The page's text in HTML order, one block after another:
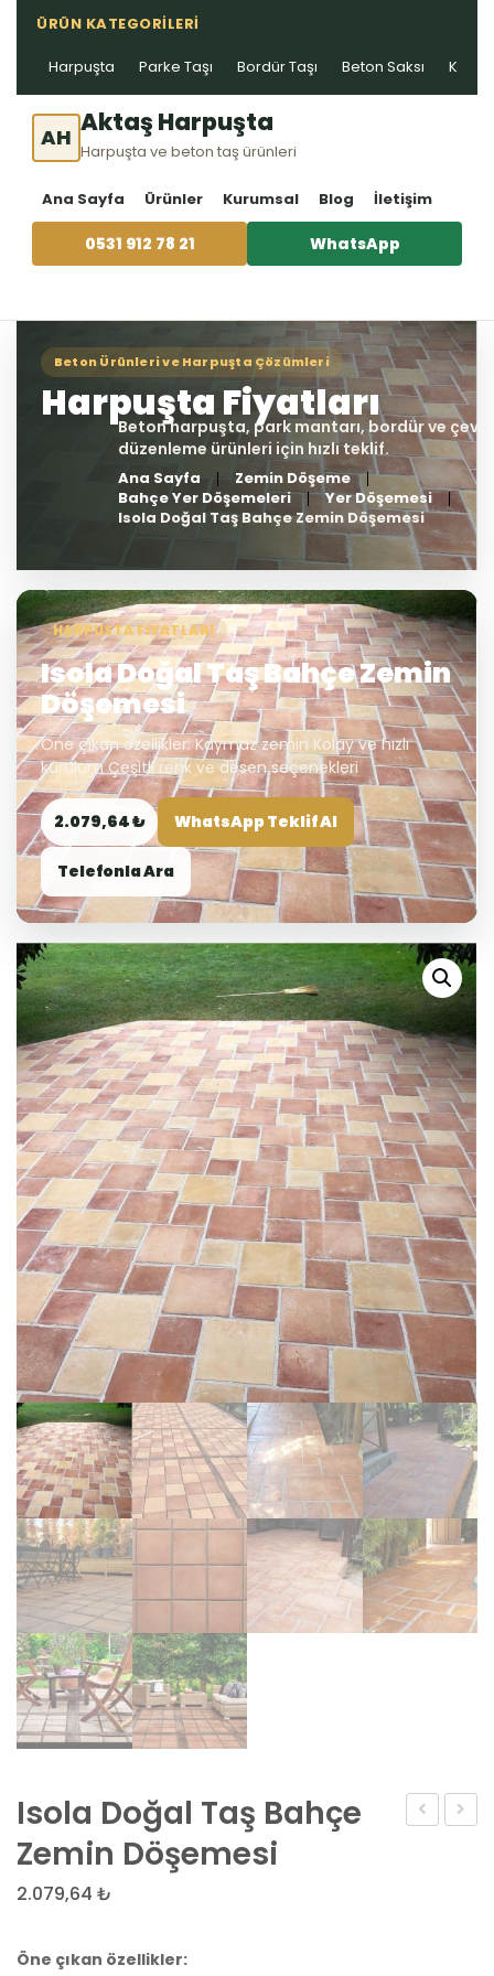
ÜRÜN KATEGORILERI
Harpuşta Parke Taşı Bordür Taşı Beton Saksı Kablo
AH Aktaş Harpuşta
Harpuşta ve beton taş ürünleri
Ana Sayfa Ürünler Kurumsal Blog İletişim
0531 912 78 21 WhatsApp
Ana Sayfa
Zemin Döşeme
Bahçe Yer Döşemeleri
Yer Döşemesi
Isola Doğal Taş Bahçe Zemin Döşemesi
HARPUSTA FIYATLARI
Isola Doğal Taş Bahçe Zemin
Döşemesi
Öne çıkan özellikler: Kaymaz zemin Kolay ve hızlı
kurulum Çeşitli renk ve desen seçenekleri
2.079,64 ₺ WhatsApp Teklif Al
Telefonla Ara
Isola Doğal Taş Bahçe
Zemin Döşemesi
2.079,64 ₺
Öne çıkan özellikler: